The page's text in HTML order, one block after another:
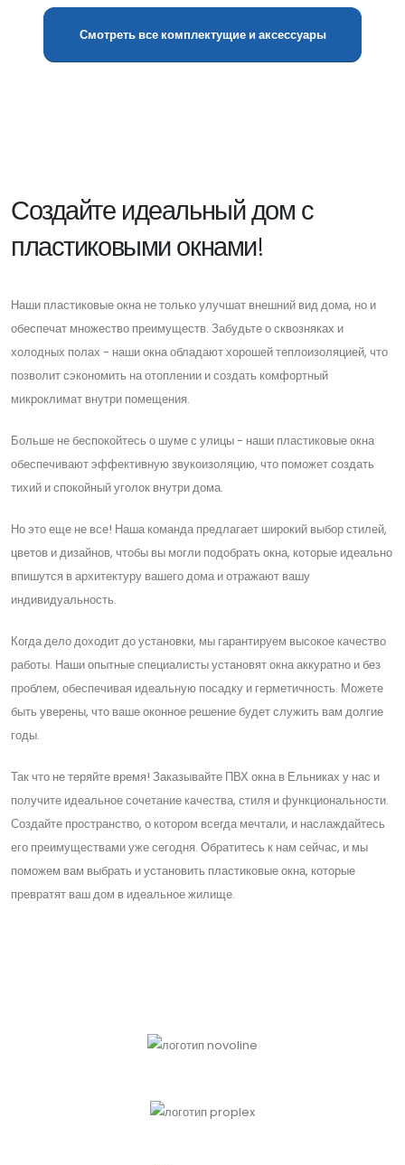
Смотреть все комплектущие и аксессуары
Создайте идеальный дом с
пластиковыми окнами!
Наши пластиковые окна не только улучшат внешний вид дома, но и
обеспечат множество преимуществ. Забудьте о сквозняках и
холодных полах - наши окна обладают хорошей теплоизоляцией, что
позволит сэкономить на отоплении и создать комфортный
микроклимат внутри помещения.
Больше не беспокойтесь о шуме с улицы - наши пластиковые окна
обеспечивают эффективную звукоизоляцию, что поможет создать
тихий и спокойный уголок внутри дома.
Но это еще не все! Наша команда предлагает широкий выбор стилей,
цветов и дизайнов, чтобы вы могли подобрать окна, которые идеально
впишутся в архитектуру вашего дома и отражают вашу
индивидуальность.
Когда дело доходит до установки, мы гарантируем высокое качество
работы. Наши опытные специалисты установят окна аккуратно и без
проблем, обеспечивая идеальную посадку и герметичность. Можете
быть уверены, что ваше оконное решение будет служить вам долгие
годы.
Так что не теряйте время! Заказывайте ПВХ окна в Ельниках у нас и
получите идеальное сочетание качества, стиля и функциональности.
Создайте пространство, о котором всегда мечтали, и наслаждайтесь
его преимуществами уже сегодня. Обратитесь к нам сейчас, и мы
поможем вам выбрать и установить пластиковые окна, которые
превратят ваш дом в идеальное жилище.